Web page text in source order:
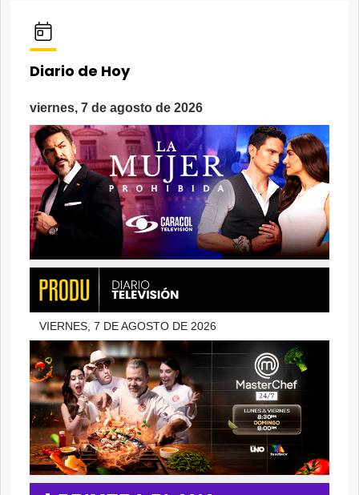
Diario de Hoy
viernes, 7 de agosto de 2026